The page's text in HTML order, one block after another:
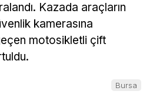
Kazada araçların
kamerasına
motosikletli çift
Bursa